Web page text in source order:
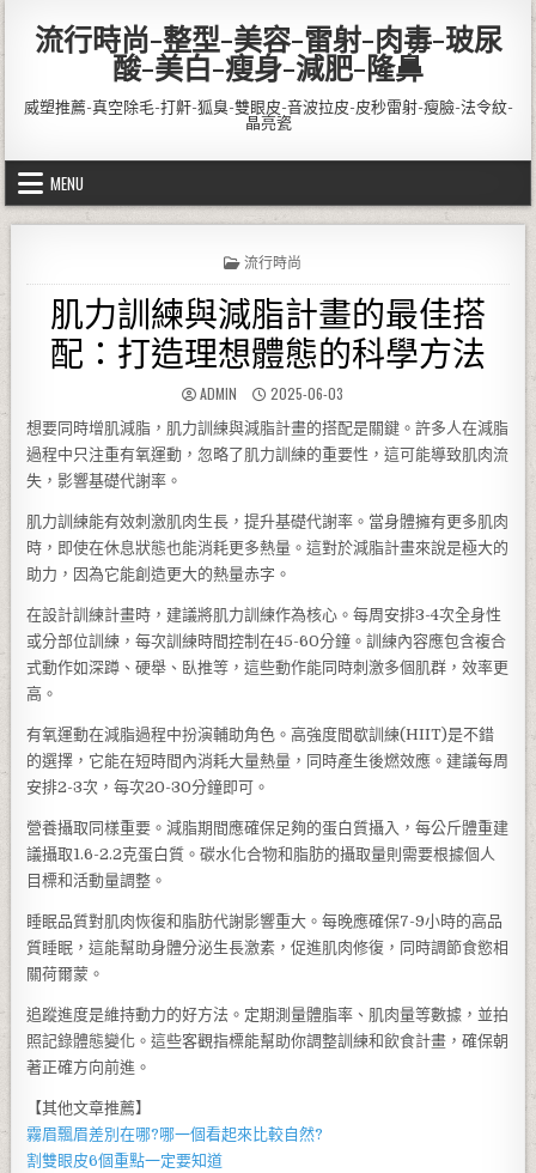
流行時尚-整型-美容-雷射-肉毒-玻尿
酸-美白-瘦身-減肥-隆鼻
威塑推薦-真空除毛-打鼾-狐臭-雙眼皮-音波拉皮-皮秒雷射-瘦臉-法令紋-
晶亮瓷
MENU
POSTED IN
流行時尚
肌力訓練與減脂計畫的最佳搭
配：打造理想體態的科學方法
AUTHOR:
ADMIN PUBLISHED DATE:
2025-06-03
想要同時增肌減脂，肌力訓練與減脂計畫的搭配是關鍵。許多人在減脂
過程中只注重有氧運動，忽略了肌力訓練的重要性，這可能導致肌肉流
失，影響基礎代謝率。
肌力訓練能有效刺激肌肉生長，提升基礎代謝率。當身體擁有更多肌肉
時，即使在休息狀態也能消耗更多熱量。這對於減脂計畫來說是極大的
助力，因為它能創造更大的熱量赤字。
在設計訓練計畫時，建議將肌力訓練作為核心。每周安排3-4次全身性
或分部位訓練，每次訓練時間控制在45-60分鐘。訓練內容應包含複合
式動作如深蹲、硬舉、臥推等，這些動作能同時刺激多個肌群，效率更
高。
有氧運動在減脂過程中扮演輔助角色。高強度間歇訓練(HIIT)是不錯
的選擇，它能在短時間內消耗大量熱量，同時產生後燃效應。建議每周
安排2-3次，每次20-30分鐘即可。
營養攝取同樣重要。減脂期間應確保足夠的蛋白質攝入，每公斤體重建
議攝取1.6-2.2克蛋白質。碳水化合物和脂肪的攝取量則需要根據個人
目標和活動量調整。
睡眠品質對肌肉恢復和脂肪代謝影響重大。每晚應確保7-9小時的高品
質睡眠，這能幫助身體分泌生長激素，促進肌肉修復，同時調節食慾相
關荷爾蒙。
追蹤進度是維持動力的好方法。定期測量體脂率、肌肉量等數據，並拍
照記錄體態變化。這些客觀指標能幫助你調整訓練和飲食計畫，確保朝
著正確方向前進。
【其他文章推薦】
霧眉飄眉差別在哪?哪一個看起來比較自然?
割雙眼皮6個重點一定要知道